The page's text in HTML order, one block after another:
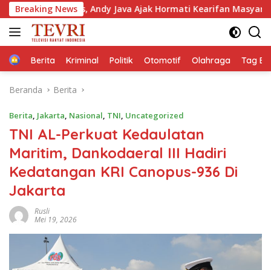
Langsung
ke
konten
Breaking News
Java Ajak Hormati Kearifan Masyarakat Adat sebagai
HomeBerita Kriminal Politik Otomotif Olahraga Tag
Beranda Berita
Berita, Jakarta, Nasional, TNI, Uncategorized
TNI AL-Perkuat Kedaulatan
Maritim, Dankodaeral III Hadiri
Kedatangan KRI Canopus-936 Di
Jakarta
Rusli
Mei 19, 2026